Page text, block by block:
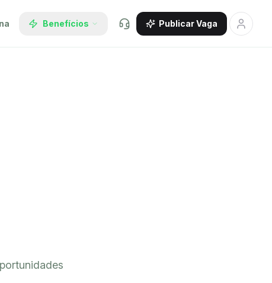
Benefícios Publicar Vaga